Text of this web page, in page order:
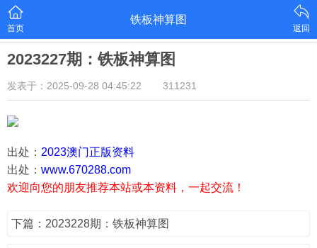
首页
铁板神算图
返回
2023227期：铁板神算图
发表于：2025-09-28 04:45:22 311231
出处： 2023澳门正版资料
出处： www.670288.com
欢迎向您的朋友推荐本站或本资料，一起交流！
下篇：2023228期：铁板神算图